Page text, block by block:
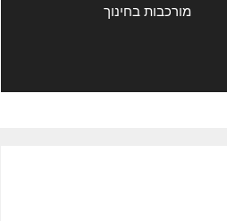
מורכבות בחינוך